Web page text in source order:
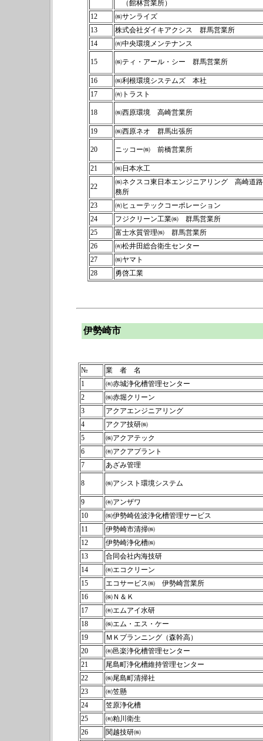
（館林営業所）
12
㈱サンライズ
13
株式会社ダイキアクシス 群馬営業所
14
㈲中央環境メンテナンス
15 ㈱ティ・アール・シー 群馬営業所
16
㈱利根環境システムズ 本社
17
㈲トラスト
18 ㈱西原環境 高崎営業所
19 ㈱西原ネオ 群馬出張所
20 ニッコー㈱ 前橋営業所
21 ㈱日本水工
22
㈱ネクスコ東日本エンジニアリング 高崎道
務所
23
㈲ヒューテックコーポレーション
24
フジクリーン工業㈱ 群馬営業所
25
富士水質管理㈱ 群馬営業所
26
㈲松井田総合衛生センター
27
㈱ヤマト
28
勇啓工業
伊勢崎市
№
業 者 名
1
㈲赤城浄化槽管理センター
2
㈱赤堀クリーン
3
アクアエンジニアリング
4
アクア技研㈱
5
㈱アクアテック
6
㈲アクアプラント
7
あざみ管理
8 ㈱アシスト環境システム
9
㈲アンザワ
10
㈱伊勢崎佐波浄化槽管理サービス
11
伊勢崎市清掃㈱
12
伊勢崎浄化槽㈱
13
合同会社内海技研
14
㈲エコクリーン
15
エコサービス㈱ 伊勢崎営業所
16
㈱Ｎ＆Ｋ
17
㈲エムアイ水研
18
㈱エム・エス・ケー
19
ＭＫプランニング（森幹高）
20
㈲邑楽浄化槽管理センター
21
尾島町浄化槽維持管理センター
22
㈱尾島町清掃社
23
㈲笠懸
24
笠原浄化槽
25
㈲粕川衛生
26
関越技研㈱